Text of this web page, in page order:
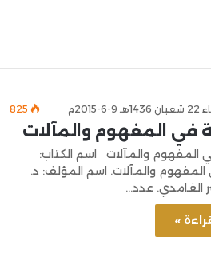
9-6-2015م 825
في المفهوم والمآلات
المفهوم والمآلات اسم الكتاب:
والمآلات. اسم المؤلف: د.
الغامدي. عدد…
»